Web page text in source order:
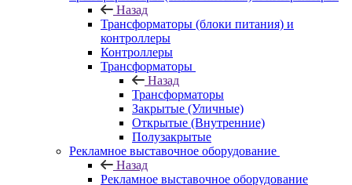
Назад
Трансформаторы (блоки питания) и
контроллеры
Контроллеры
Трансформаторы
Назад
Трансформаторы
Закрытые (Уличные)
Открытые (Внутренние)
Полузакрытые
Рекламное выставочное оборудование
Назад
Рекламное выставочное оборудование